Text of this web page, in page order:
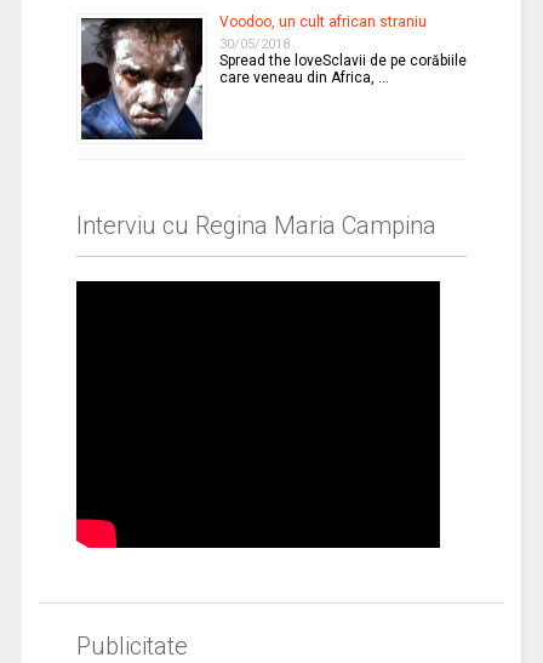
Voodoo, un cult african straniu
30/05/2018
Spread the loveSclavii de pe corăbiile
care veneau din Africa, …
Interviu cu Regina Maria Campina
Publicitate